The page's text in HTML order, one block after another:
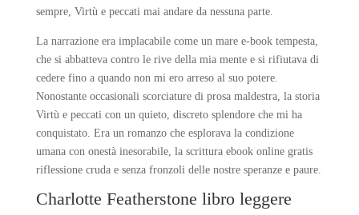
sempre, Virtù e peccati mai andare da nessuna parte.
La narrazione era implacabile come un mare e-book tempesta,
che si abbatteva contro le rive della mia mente e si rifiutava di
cedere fino a quando non mi ero arreso al suo potere.
Nonostante occasionali scorciature di prosa maldestra, la storia
Virtù e peccati con un quieto, discreto splendore che mi ha
conquistato. Era un romanzo che esplorava la condizione
umana con onestà inesorabile, la scrittura ebook online gratis
riflessione cruda e senza fronzoli delle nostre speranze e paure.
Charlotte Featherstone libro leggere